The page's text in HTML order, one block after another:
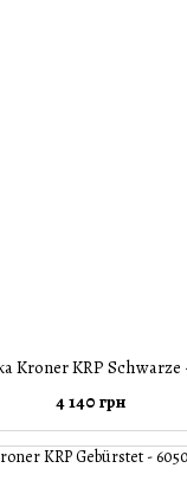
Kroner KRP Schwarze
4 140 грн